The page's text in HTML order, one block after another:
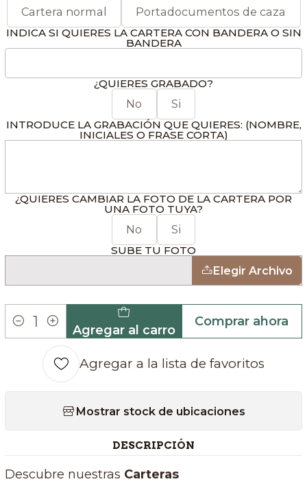
Cartera normal Portadocumentos de caza
INDICA SI QUIERES LA CARTERA CON BANDERA O SIN
BANDERA
¿QUIERES GRABADO?
No Si
INTRODUCE LA GRABACIÓN QUE QUIERES: (NOMBRE,
INICIALES O FRASE CORTA)
¿QUIERES CAMBIAR LA FOTO DE LA CARTERA POR
UNA FOTO TUYA?
No Si
SUBE TU FOTO
Elegir Archivo
Cantidad Agregar al carro
Comprar ahora
Agregar a la lista de favoritos
Mostrar stock de ubicaciones
DESCRIPCIÓN
Descubre nuestras Carteras